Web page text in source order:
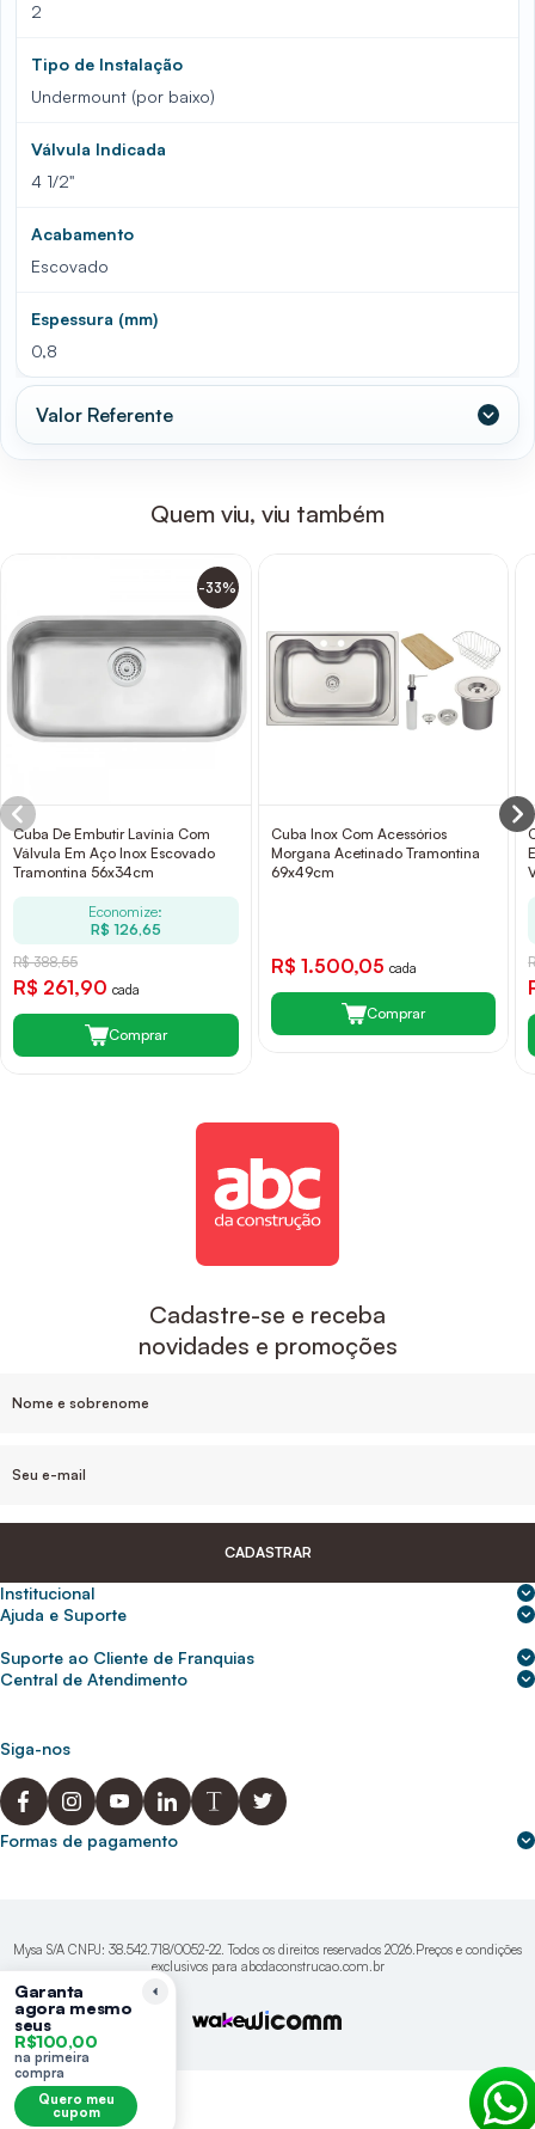
2
Tipo de Instalação
Undermount (por baixo)
Válvula Indicada
4 1/2"
Acabamento
Escovado
Espessura (mm)
0,8
Valor Referente
Quem viu, viu também
-33%
Cuba De Embutir Lavínia Com
Válvula Em Aço Inox Escovado
Tramontina 56x34cm
Economize:
R$ 126,65
R$ 388,55
R$ 261,90 cada
Comprar
Cuba Inox Com Acessórios
Morgana Acetinado Tramontina
69x49cm
R$ 1.500,05 cada
Comprar
Cadastre-se e receba
novidades e promoções
CADASTRAR
Institucional
Sobre nós
Para empresas
Ajuda e Suporte
Frete e entrega
Política de Privacidade
Privacidade e segurança
Suporte ao Cliente de Franquias
2ª Via de Boletos - Crédito ABC
Central de Atendimento
(31) 9 9105-5920
abcnasuacasa.atendimento@abcdaconstrucao.com.br
Voz: Segunda a Sexta das 08:00 às 18:00
Whatsapp: Segunda a Sexta das 08:00 às 18:00
Siga-nos
Formas de pagamento
Mysa S/A CNPJ: 38.542.718/0052-22. Todos os direitos reservados 2026.Preços e condições
exclusivos para abcdaconstrucao.com.br
Garanta
agora mesmo
seus
R$100,00
na primeira
compra
Quero meu
cupom